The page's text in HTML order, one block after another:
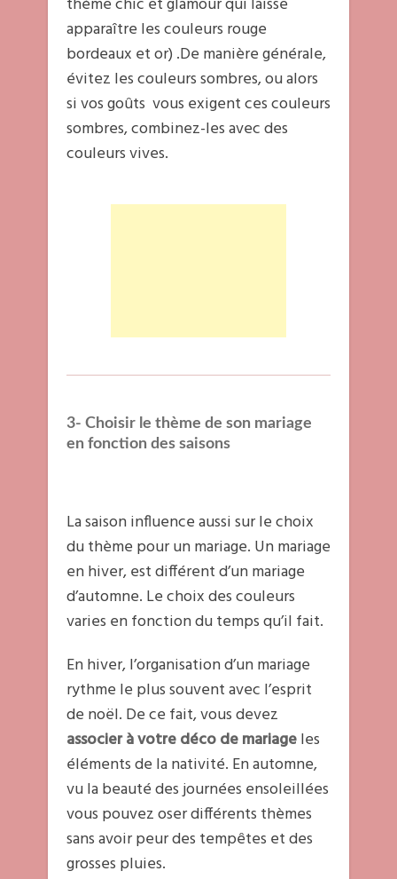
apparaître les couleurs rouge
bordeaux et or) .De manière générale,
évitez les couleurs sombres, ou alors
si vos goûts vous exigent ces couleurs
sombres, combinez-les avec des
couleurs vives.
3- Choisir le thème de son mariage
en fonction des saisons
La saison influence aussi sur le choix
du thème pour un mariage. Un mariage
en hiver, est différent d’un mariage
d’automne. Le choix des couleurs
varies en fonction du temps qu’il fait.
En hiver, l’organisation d’un mariage
rythme le plus souvent avec l’esprit
de noël. De ce fait, vous devez
associer à votre déco de mariageles
éléments de la nativité. En automne,
vu la beauté des journées ensoleillées
vous pouvez oser différents thèmes
sans avoir peur des tempêtes et des
grosses pluies.